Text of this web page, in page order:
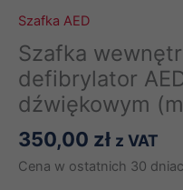
Szafka AED
Szafka
defibrylator
dźwiękowym
350,00 zł z VAT
Cena w ostatnich 30